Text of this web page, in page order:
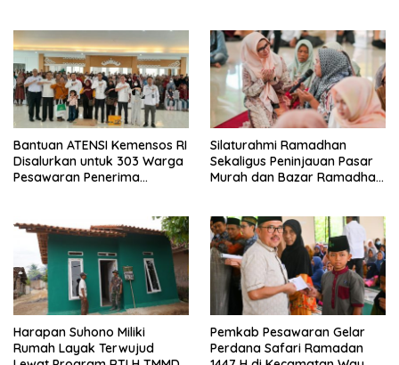
Bantuan ATENSI Kemensos RI
Disalurkan untuk 303 Warga
Pesawaran Penerima
Silaturahmi Ramadhan
Sekaligus Peninjauan Pasar
Murah dan Bazar Ramadhan
Harapan Suhono Miliki
Rumah Layak Terwujud
Pemkab Pesawaran Gelar
Perdana Safari Ramadan